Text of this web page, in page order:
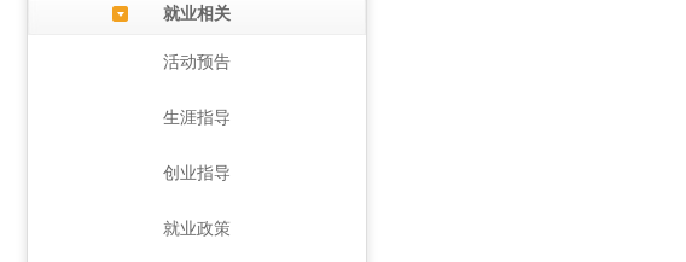
就业相关
活动预告
生涯指导
创业指导
就业政策